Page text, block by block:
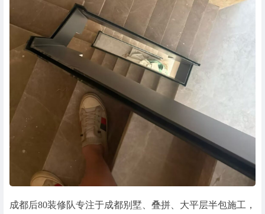
成都后80装修队专注于成都别墅、叠拼、大平层半包施工，